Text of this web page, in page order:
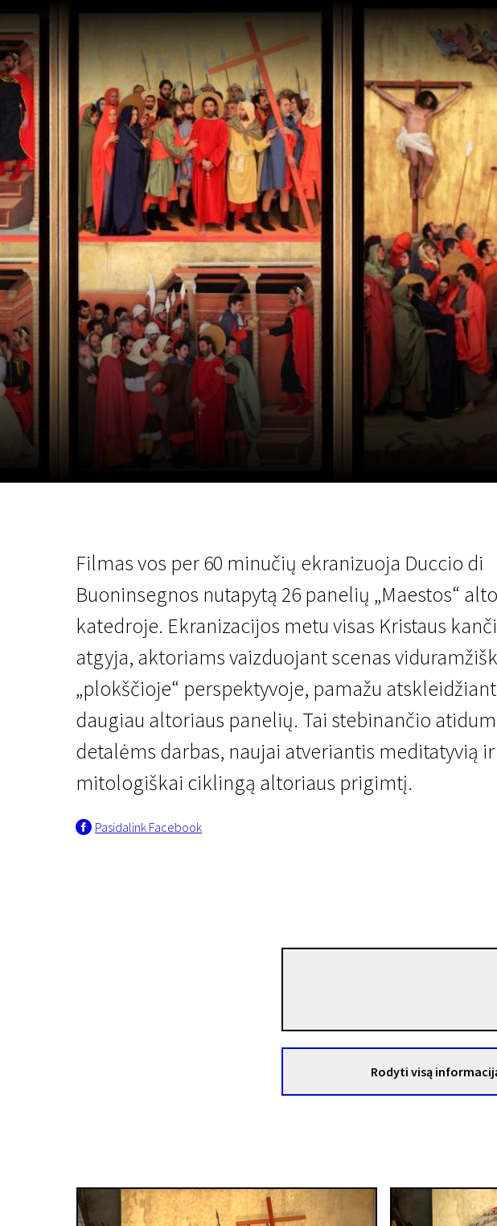
Filmas vos per 60 minučių ekranizuoja Duccio di
Buoninsegnos nutapytą 26 panelių „Maestos“
katedroje. Ekranizacijos metu visas Kristaus
atgyja, aktoriams vaizduojant scenas
„plokščioje“ perspektyvoje, pamažu
daugiau altoriaus panelių. Tai stebinančio
detalėms darbas, naujai atveriantis meditatyvią ir
mitologiškai ciklingą altoriaus prigimtį.
Pasidalink Facebook
Rodyti visą